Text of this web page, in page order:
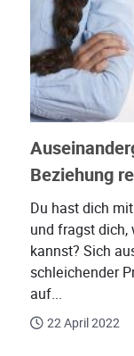
Beziehung
Du hast dich
und fragst dich,
kannst? Sich
schleichender
auf...
22 April 2022